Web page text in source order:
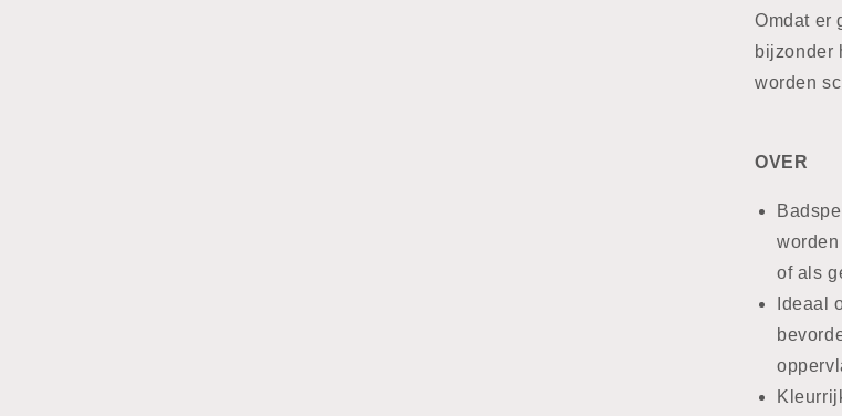
Omdat er
bijzonder
worden
OVER
of als
Ideaal